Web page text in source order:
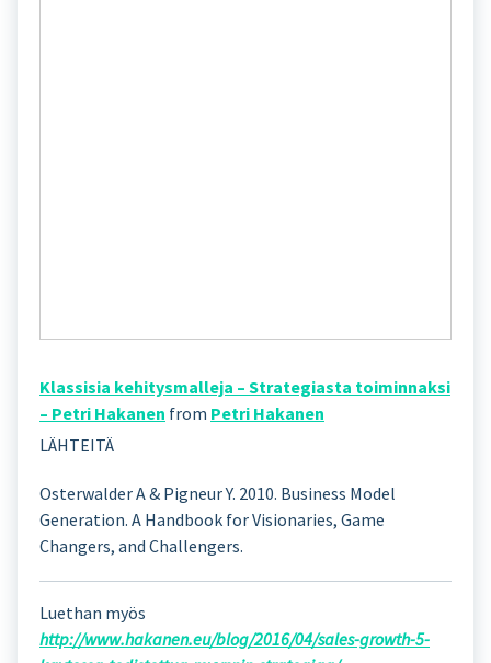
Klassisia kehitysmalleja – Strategiasta toiminnaksi
– Petri Hakanen from Petri Hakanen
LÄHTEITÄ
Osterwalder A & Pigneur Y. 2010. Business Model
Generation. A Handbook for Visionaries, Game
Changers, and Challengers.
Luethan myös
http://www.hakanen.eu/blog/2016/04/sales-growth-5-